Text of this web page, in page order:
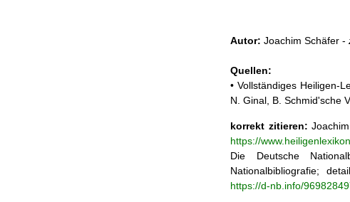
Autor: Joachim Schäfer -
Quellen:
• Vollständiges Heiligen-
N. Ginal, B. Schmid'sche
korrekt zitieren:
https://
Die Deutsche
Nationalbibliografie;
https://d-nb.info/